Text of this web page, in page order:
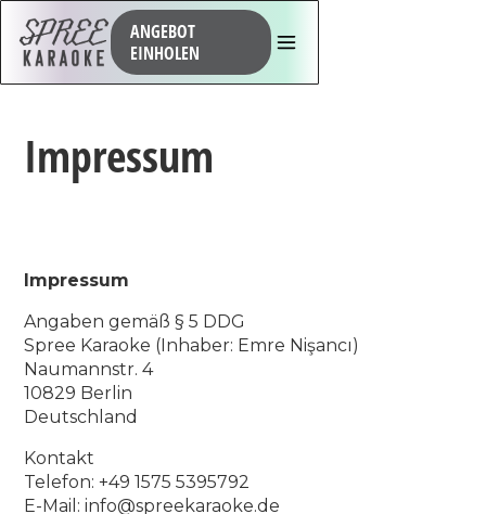
ANGEBOT
EINHOLEN
Impressum
Impressum
Angaben gemäß § 5 DDG
Spree Karaoke (Inhaber: Emre Nişancı)
Naumannstr. 4
10829 Berlin
Deutschland
Kontakt
Telefon: +49 1575 5395792
E-Mail: info@spreekaraoke.de